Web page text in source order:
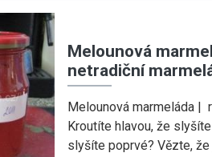
Melounová
netradiční
Melounová marmeláda |
Kroutíte hlavou, že
slyšíte poprvé? Vězte,